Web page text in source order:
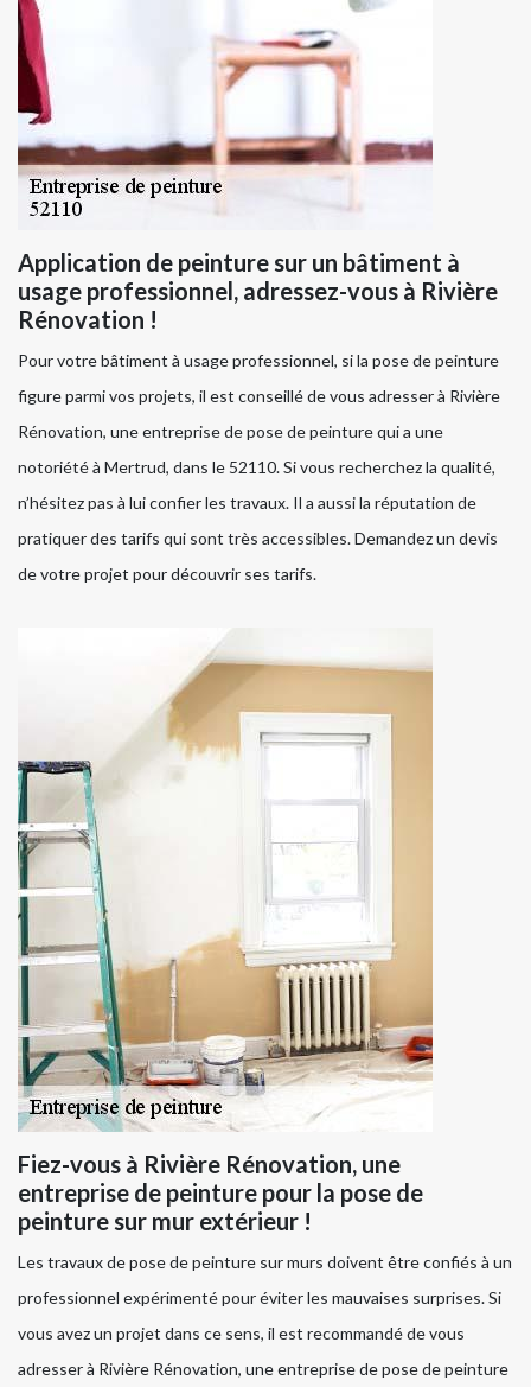
Application de peinture sur un bâtiment à
usage professionnel, adressez-vous à Rivière
Rénovation !
Pour votre bâtiment à usage professionnel, si la pose de peinture
figure parmi vos projets, il est conseillé de vous adresser à Rivière
Rénovation, une entreprise de pose de peinture qui a une
notoriété à Mertrud, dans le 52110. Si vous recherchez la qualité,
n’hésitez pas à lui confier les travaux. Il a aussi la réputation de
pratiquer des tarifs qui sont très accessibles. Demandez un devis
de votre projet pour découvrir ses tarifs.
Fiez-vous à Rivière Rénovation, une
entreprise de peinture pour la pose de
peinture sur mur extérieur !
Les travaux de pose de peinture sur murs doivent être confiés à un
professionnel expérimenté pour éviter les mauvaises surprises. Si
vous avez un projet dans ce sens, il est recommandé de vous
adresser à Rivière Rénovation, une entreprise de pose de peinture